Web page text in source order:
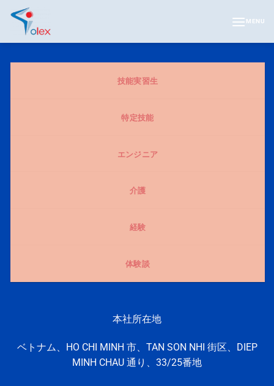
qua
MENU
技能実習生
特定技能
エンジニア
介護
経験
体験談
本社所在地
ベトナム、HO CHI MINH 市、TAN SON NHI 街区、DIEP
MINH CHAU 通り、33/25番地